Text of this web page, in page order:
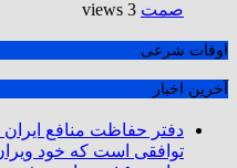
صمت 3 views
اوقات شرعی
آخرین اخبار
دفتر حفاظت منافع ایران
توافقی است که خود